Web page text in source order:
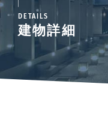
DETAILS
建物詳細